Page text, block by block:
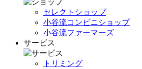
セレクトショップ
小谷流コンビニショップ
小谷流ファーマーズ
サービス
トリミング